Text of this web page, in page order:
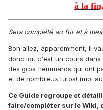
à la
Sera complété au fur et à
Bon allez, apparemment, il
donc ici, c'est un cours
des gros flemmards qui ont
et de nombreux tutos! (moi
Ce Guide regroupe et
faire/compléter sur le Wiki,